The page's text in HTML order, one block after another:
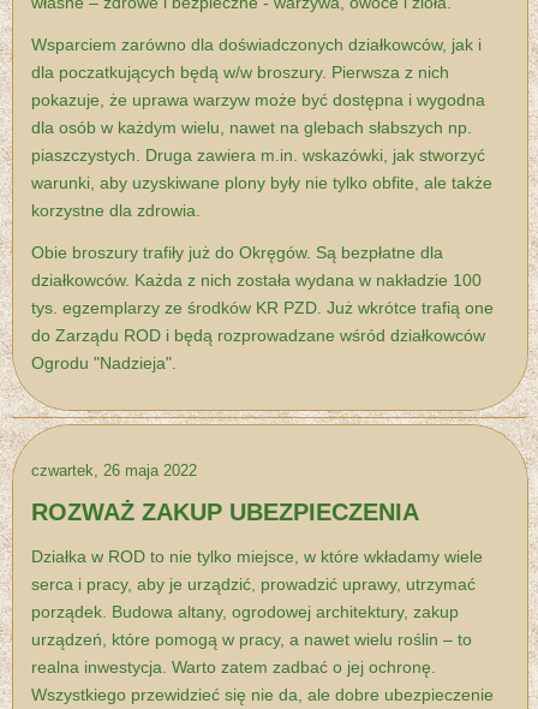
Wsparciem zarówno dla doświadczonych działkowców, jak i
dla poczatkujących będą w/w broszury. Pierwsza z nich
pokazuje, że uprawa warzyw może być dostępna i wygodna
dla osób w każdym wielu, nawet na glebach słabszych np.
piaszczystych. Druga zawiera m.in. wskazówki, jak stworzyć
warunki, aby uzyskiwane plony były nie tylko obfite, ale także
korzystne dla zdrowia.
Obie broszury trafiły już do Okręgów. Są bezpłatne dla
działkowców. Każda z nich została wydana w nakładzie 100
tys. egzemplarzy ze środków KR PZD. Już wkrótce trafią one
do Zarządu ROD i będą rozprowadzane wśród działkowców
Ogrodu "Nadzieja".
czwartek, 26 maja 2022
ROZWAŻ ZAKUP UBEZPIECZENIA
Działka w ROD to nie tylko miejsce, w które wkładamy wiele
serca i pracy, aby je urządzić, prowadzić uprawy, utrzymać
porządek. Budowa altany, ogrodowej architektury, zakup
urządzeń, które pomogą w pracy, a nawet wielu roślin – to
realna inwestycja. Warto zatem zadbać o jej ochronę.
Wszystkiego przewidzieć się nie da, ale dobre ubezpieczenie